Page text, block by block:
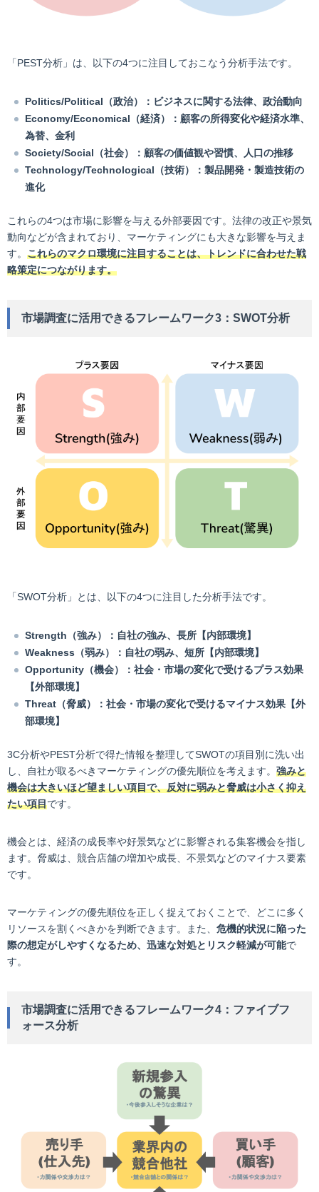
「PEST分析」は、以下の4つに注目しておこなう分析手法です。
Politics/Political（政治）：ビジネスに関する法律、政治動向
Economy/Economical（経済）：顧客の所得変化や経済水準、
為替、金利
Society/Social（社会）：顧客の価値観や習慣、人口の推移
Technology/Technological（技術）：製品開発・製造技術の
進化
これらの4つは市場に影響を与える外部要因です。法律の改正や景気
動向などが含まれており、マーケティングにも大きな影響を与えま
す。 これらのマクロ環境に注目することは、トレンドに合わせた戦
略策定につながります。
市場調査に活用できるフレームワーク3：SWOT分析
「SWOT分析」とは、以下の4つに注目した分析手法です。
Strength（強み）：自社の強み、長所【内部環境】
Weakness（弱み）：自社の弱み、短所【内部環境】
Opportunity（機会）：社会・市場の変化で受けるプラス効果
【外部環境】
Threat（脅威）：社会・市場の変化で受けるマイナス効果【外
部環境】
3C分析やPEST分析で得た情報を整理してSWOTの項目別に洗い出
し、自社が取るべきマーケティングの優先順位を考えます。 強みと
機会は大きいほど望ましい項目で、反対に弱みと脅威は小さく抑え
たい項目です。
機会とは、経済の成長率や好景気などに影響される集客機会を指し
ます。脅威は、競合店舗の増加や成長、不景気などのマイナス要素
です。
マーケティングの優先順位を正しく捉えておくことで、どこに多く
リソースを割くべきかを判断できます。また、 危機的状況に陥った
際の想定がしやすくなるため、迅速な対処とリスク軽減が可能で
す。
市場調査に活用できるフレームワーク4：ファイブフ
ォース分析